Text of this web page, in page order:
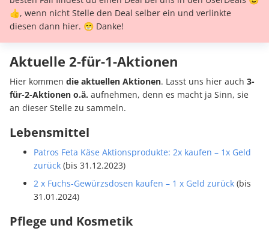
👍, wenn nicht Stelle den Deal selber ein und verlinkte
diesen dann hier. 😁 Danke!
Aktuelle 2-für-1-Aktionen
Hier kommen die aktuellen Aktionen. Lasst uns hier auch 3-
für-2-Aktionen o.ä. aufnehmen, denn es macht ja Sinn, sie
an dieser Stelle zu sammeln.
Lebensmittel
Patros Feta Käse Aktionsprodukte: 2x kaufen – 1x Geld
zurück (bis 31.12.2023)
2 x Fuchs-Gewürzsdosen kaufen – 1 x Geld zurück (bis
31.01.2024)
Pflege und Kosmetik